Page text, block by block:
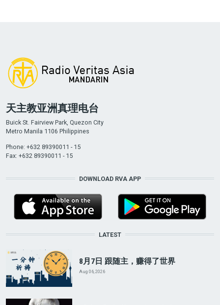
天主教亚洲真理电台
Buick St. Fairview Park, Quezon City
Metro Manila 1106 Philippines
Phone: +632 89390011 - 15
Fax: +632 89390011 - 15
DOWNLOAD RVA APP
LATEST
8月7日 跟随主，赚得了世界
Aug 06, 2026